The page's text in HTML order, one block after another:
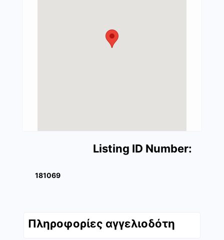
Listing ID Number:
181069
Πληροφορίες αγγελιοδότη